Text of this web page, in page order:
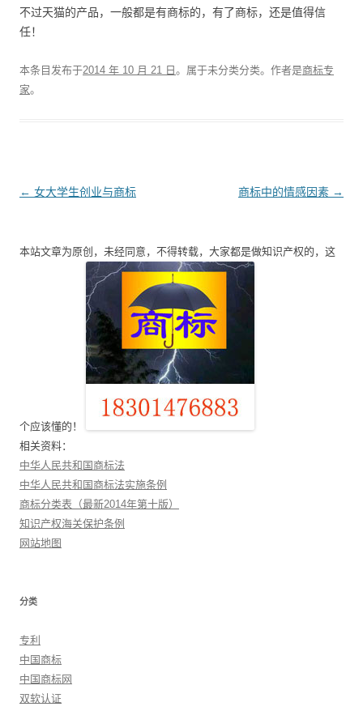
不过天猫的产品，一般都是有商标的，有了商标，还是值得信
任！
本条目发布于2014 年 10 月 21 日 。属于未分类分类。 作者是商标专
家。
文
航
← 女大学生创业与商标 商标中的情感因素 →
本站文章为原创，未经同意，不得转载，大家都是做知识产权的，这
个应该懂的！
相关资料：
中华人民共和国商标法
中华人民共和国商标法实施条例
商标分类表（最新2014年第十版）
知识产权海关保护条例
网站地图
分类
专利
中国商标
中国商标网
双软认证